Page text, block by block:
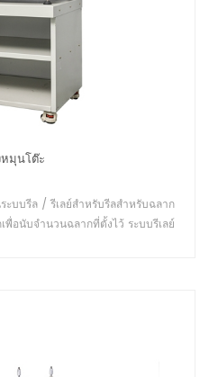
หมุนโต๊ะ
บบรีล / รีเลย์สำหรับรีลสำหรับฉลาก
อนับจำนวนฉลากที่ตั้งไว้ ระบบรีเลย์